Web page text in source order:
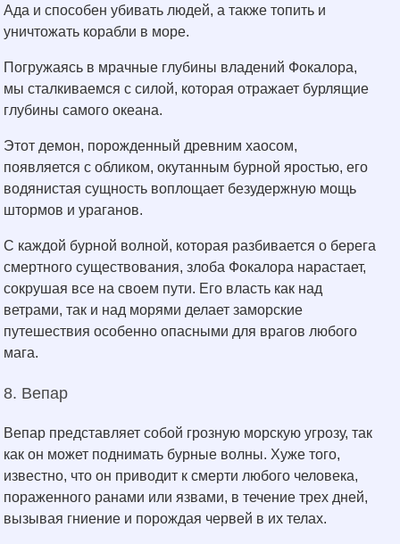
Ада и способен убивать людей, а также топить и
уничтожать корабли в море.
Погружаясь в мрачные глубины владений Фокалора,
мы сталкиваемся с силой, которая отражает бурлящие
глубины самого океана.
Этот демон, порожденный древним хаосом,
появляется с обликом, окутанным бурной яростью, его
водянистая сущность воплощает безудержную мощь
штормов и ураганов.
С каждой бурной волной, которая разбивается о берега
смертного существования, злоба Фокалора нарастает,
сокрушая все на своем пути. Его власть как над
ветрами, так и над морями делает заморские
путешествия особенно опасными для врагов любого
мага.
8. Вепар
Вепар представляет собой грозную морскую угрозу, так
как он может поднимать бурные волны. Хуже того,
известно, что он приводит к смерти любого человека,
пораженного ранами или язвами, в течение трех дней,
вызывая гниение и порождая червей в их телах.